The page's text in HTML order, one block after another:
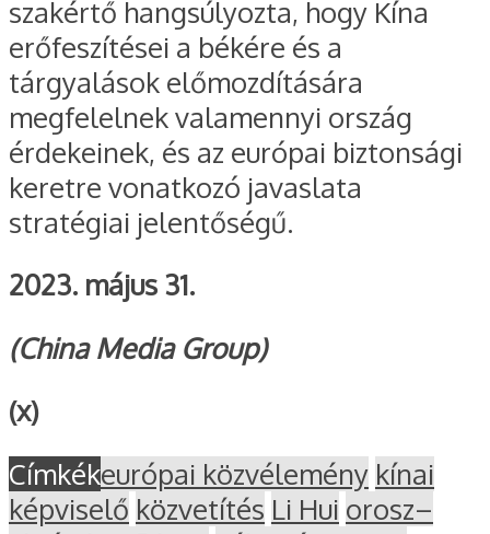
szakértő hangsúlyozta, hogy Kína
erőfeszítései a békére és a
tárgyalások előmozdítására
megfelelnek valamennyi ország
érdekeinek, és az európai biztonsági
keretre vonatkozó javaslata
stratégiai jelentőségű.
2023. május 31.
(China Media Group)
(x)
Címkékeurópai közvélemény kínai
képviselő közvetítés Li Hui orosz–